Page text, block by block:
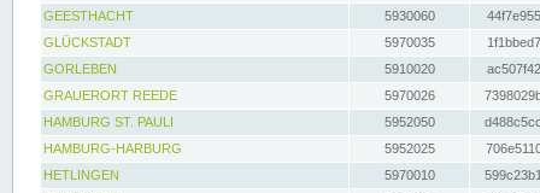
GEESTHACHT
5930060
GLÜCKSTADT
5970035
GORLEBEN
5910020
GRAUERORT REEDE
5970026
HAMBURG ST. PAULI
5952050
HAMBURG-HARBURG
5952025
HETLINGEN
5970010